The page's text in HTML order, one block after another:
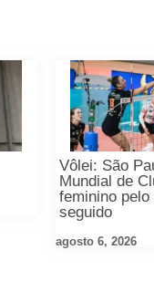
Vôlei: São
Mundial de
feminino pelo
seguido
agosto 6, 2026